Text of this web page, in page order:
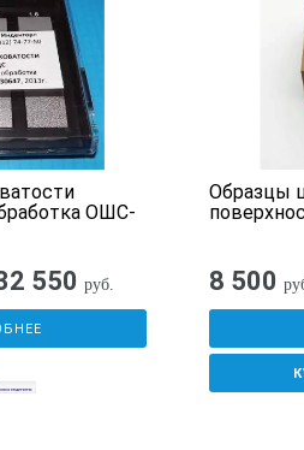
ОШС-
550 руб.
Образцы
8 500